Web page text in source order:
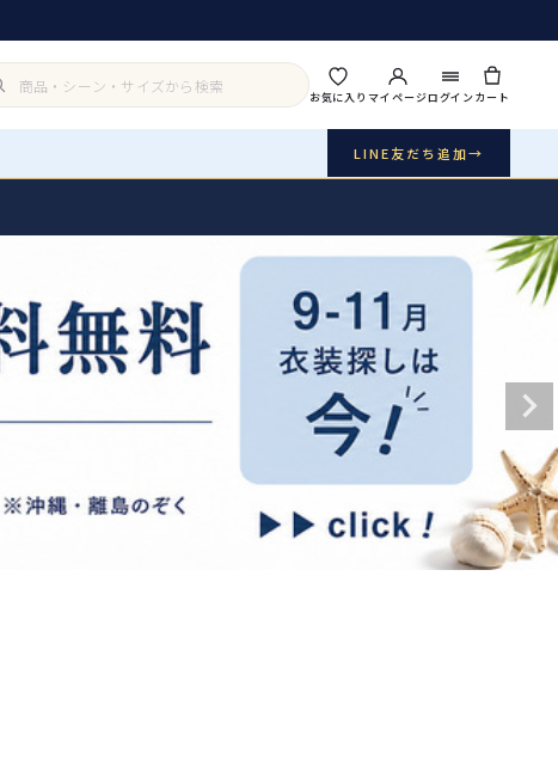
お気に入りマイページログインカート
LINE友だち追加→
音楽雑貨
07 販売・共通のご案内
品質・返品・お手入れ
08 送料・お支払い
09
電話・メール・LINE